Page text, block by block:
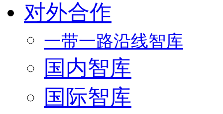
对外合作
一带一路沿线智库
国内智库
国际智库